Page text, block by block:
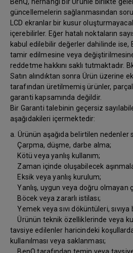
güncellemelerin sağlanmasından
LCD ekranlar bir kusur
içerebilirler. Eğer hatalı noktaların
kabul edilebilir değerler dahilinde ise,
tamir edilmesine veya
reddetme hakkını saklı tutmaktadır.
Satın alındıktan sonra Ürün üzerine
tarafından üretilmemiş ürünler,
garanti kapsamında değildir.
Bir Garanti talebinin geçersiz
aşağıdakileri içermektedir:
a. Ürünün aşağıda belirtilen nedenler
Çarpma, düşme, darbe alma;
Kötü veya yanlış kullanım;
Zaman içinde oluşabilecek
Eksik veya yanlış kurulum;
Yanlış, uygun veya doğru olmayan
Böcek veya zararlı istilası;
Yemek veya sıvı döküntüleri, sıvıya
Ürünün teknik özelliklerinde veya
tavsiye edilenler haricindeki
kullanılması veya saklanması;